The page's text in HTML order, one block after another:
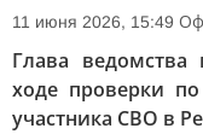
11 июня 2026, 15:49
Глава ведомства
ходе проверки
участника СВО в